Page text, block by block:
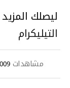
ليصلك
التيليكرام
مشاهدات